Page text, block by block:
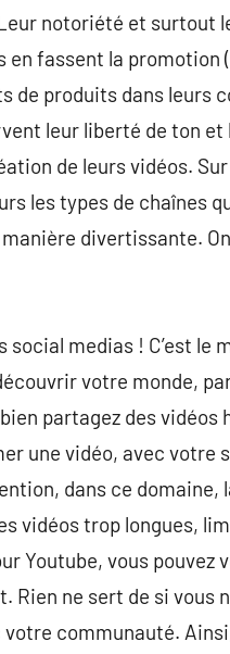
notoriété et surtout
en fassent la promotion
de produits dans leurs
leur liberté de ton et
de leurs vidéos.
les types de chaînes
divertissante.
medias ! C’est
votre monde,
partagez des vidéos
une vidéo, avec votre
dans ce domaine,
vidéos trop longues,
Youtube, vous pouvez
Rien ne sert de si vous
communauté.